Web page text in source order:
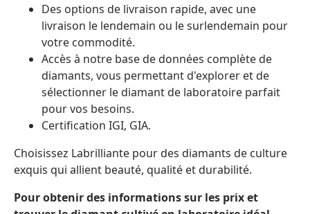
Des options de livraison rapide, avec une
livraison le lendemain ou le surlendemain pour
votre commodité.
Accès à notre base de données complète de
diamants, vous permettant d'explorer et de
sélectionner le diamant de laboratoire parfait
pour vos besoins.
Certification IGI, GIA.
Choisissez Labrilliante pour des diamants de culture
exquis qui allient beauté, qualité et durabilité.
Pour obtenir des informations sur les prix et